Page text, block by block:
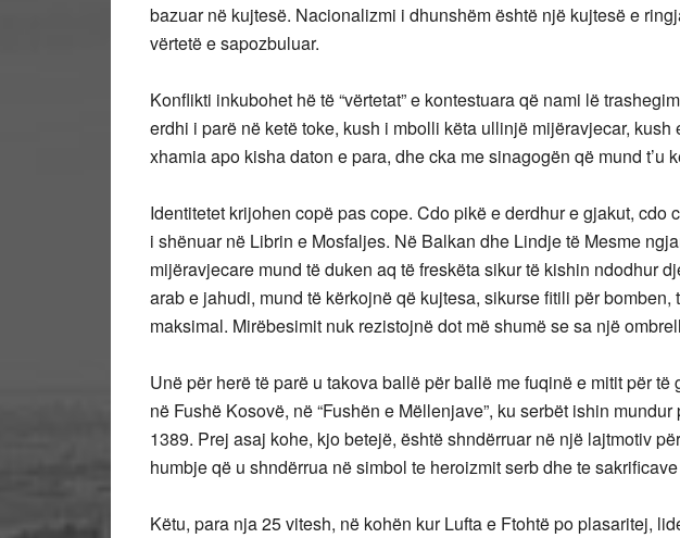
bazuar në kujtesë. Nacionalizmi i dhunshëm është një kujtesë e
vërtetë e sapozbuluar.
Konflikti inkubohet hë të “vërtetat” e kontestuara që nami lë
erdhi i parë në ketë toke, kush i mbolli këta ullinjë mijëravjecar, kush
xhamia apo kisha daton e para, dhe cka me sinagogën që mund t’u
Identitetet krijohen copë pas cope. Cdo pikë e derdhur e gjakut, cdo
i shënuar në Librin e Mosfaljes. Në Balkan dhe Lindje të Mesme
mijëravjecare mund të duken aq të freskëta sikur të kishin ndodhur
arab e jahudi, mund të kërkojnë që kujtesa, sikurse fitili për
maksimal. Mirëbesimit nuk rezistojnë dot më shumë se sa një
Unë për herë të parë u takova ballë për ballë me fuqinë e mitit për
në Fushë Kosovë, në “Fushën e Mëllenjave”, ku serbët ishin
1389. Prej asaj kohe, kjo betejë, është shndërruar në një lajtmotiv
humbje që u shndërrua në simbol te heroizmit serb dhe te
Këtu, para nja 25 vitesh, në kohën kur Lufta e Ftohtë po plasaritej,